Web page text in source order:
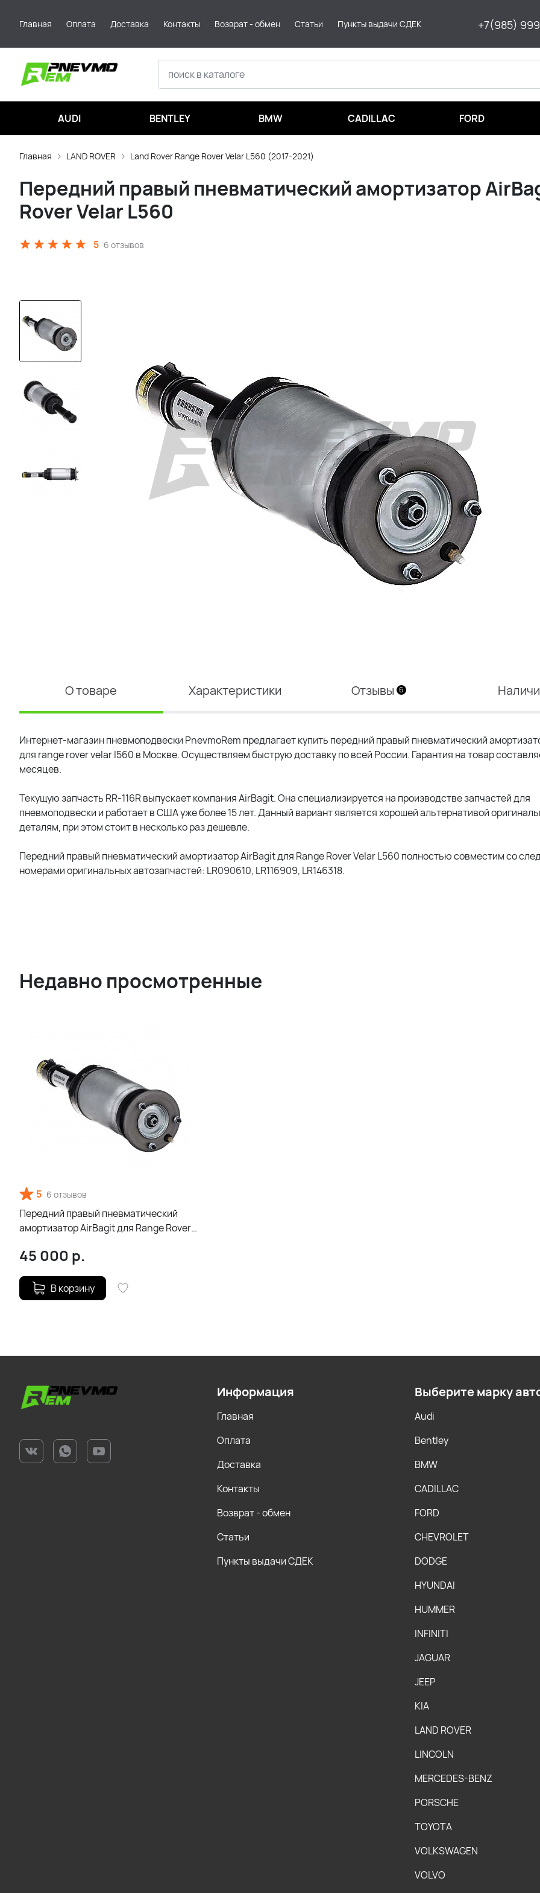
Главная Оплата Доставка Контакты Возврат - обмен Статьи Пункты выдачи СДЕК +7(985)
AUDI BENTLEY BMW CADILLAC FORD
Главная LAND ROVER Land Rover Range Rover Velar L560 (2017-2021)
Передний правый пневматический амортизатор
Rover Velar L560
5 6 отзывов
О товаре Характеристики Отзывы 6
Интернет-магазин пневмоподвески PnevmoRem предлагает купить передний правый пневматический
для range rover velar l560 в Москве. Осуществляем быструю доставку по всей России. Гарантия на товар
месяцев.
Текущую запчасть RR-116R выпускает компания AirBagit. Она специализируется на производстве запчастей для
пневмоподвески и работает в США уже более 15 лет. Данный вариант является хорошей альтернативой
деталям, при этом стоит в несколько раз дешевле.
Передний правый пневматический амортизатор AirBagit для Range Rover Velar L560 полностью совместим со
номерами оригинальных автозапчастей: LR090610, LR116909, LR146318.
Недавно просмотренные
5 6 отзывов
Передний правый пневматический
амортизатор AirBagit для Range Rover
45 000 р.
В корзину
Информация
Главная
Оплата
Доставка
Контакты
Возврат - обмен
Статьи
Пункты выдачи СДЕК
Выберите марку
Audi
Bentley
BMW
CADILLAC
FORD
CHEVROLET
DODGE
HYUNDAI
HUMMER
INFINITI
JAGUAR
JEEP
KIA
LAND ROVER
LINCOLN
MERCEDES-BENZ
PORSCHE
TOYOTA
VOLKSWAGEN
VOLVO